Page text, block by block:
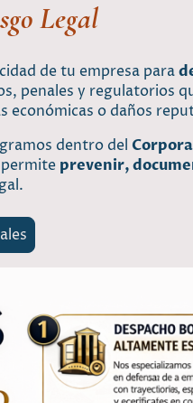
Legal
de tu empresa para
penales y regulatorios
económicas o daños
dentro del
prevenir,